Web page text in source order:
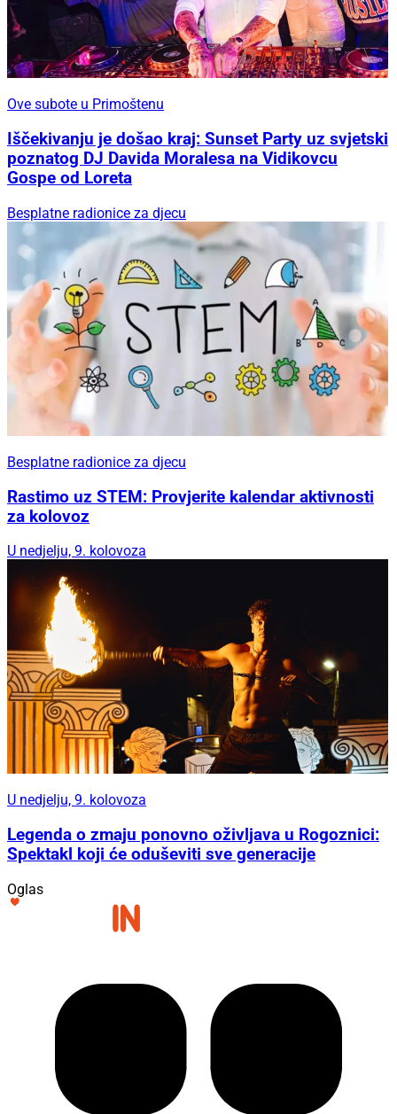
Ove subote u Primoštenu
Iščekivanju je došao kraj: Sunset Party uz svjetski
poznatog DJ Davida Moralesa na Vidikovcu
Gospe od Loreta
Besplatne radionice za djecu
Besplatne radionice za djecu
Rastimo uz STEM: Provjerite kalendar aktivnosti
za kolovoz
U nedjelju, 9. kolovoza
U nedjelju, 9. kolovoza
Legenda o zmaju ponovno oživljava u Rogoznici:
Spektakl koji će oduševiti sve generacije
Oglas